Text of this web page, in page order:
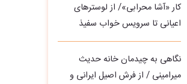
کار «آشا محرابی»/ از لوسترهای
اعیانی تا سرویس خواب سفیذ
نگاهی به چیدمان خانه حدیث
میرامینی / از فرش اصیل ایرانی و